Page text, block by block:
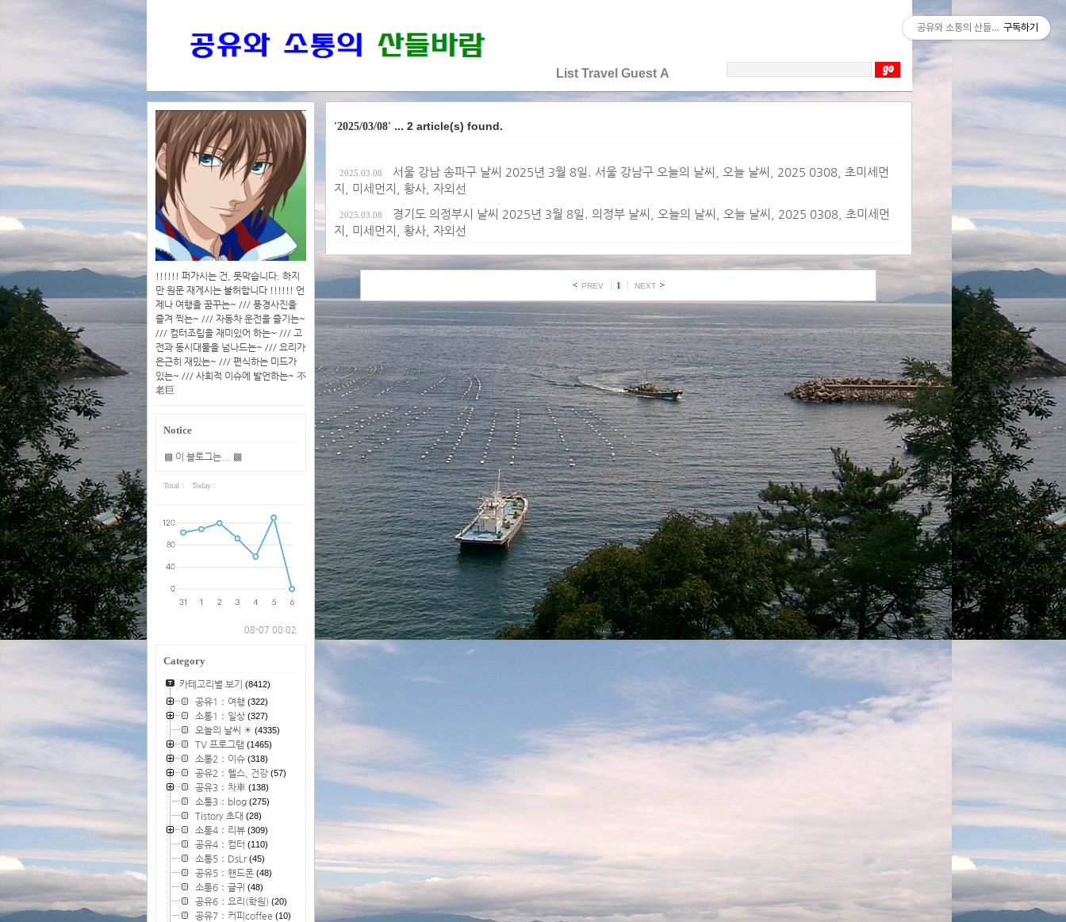
List Travel Guest A
!!!!!! 퍼가시는 건, 못막습니다. 하지
만 원문 재게시는 불허합니다 !!!!!! 언
제나 여행을 꿈꾸는~ /// 풍경사진을
즐겨 찍는~ /// 자동차 운전을 즐기는~
/// 컴터조립을 재미있어 하는~ /// 고
전과 동시대물을 넘나드는~ /// 요리가
은근히 재밌는~ /// 편식하는 미드가
있는~ /// 사회적 이슈에 발언하는~ 不
老巨
Notice
▩ 이 블로그는... ▩
Total : Today :
08-07 00:02
Category
카테고리별 보기 (8412)
공유1：여행 (322)
소통1：일상(327)
오늘의 날씨 ☀ (4335)
TV 프로그램 (1465)
소통2：이슈(318)
공유2：헬스, 건강(57)
공유3：차車(138)
소통3：blog(275)
Tistory 초대 (28)
소통4：리뷰(309)
공유4：컴터 (110)
소통5：DsLr(45)
공유5：핸드폰(48)
소통6：글귀 (48)
공유6：요리(학원)(20)
공유7：커피coffee (10)
'2025/03/08' ... 2 article(s) found.
2025.03.08 서울 강남 송파구 날씨 2025년 3월 8일. 서울 강남구 오늘의 날씨, 오늘 날씨, 2025 0308, 초미세먼
지, 미세먼지, 황사, 자외선
2025.03.08 경기도 의정부시 날씨 2025년 3월 8일. 의정부 날씨, 오늘의 날씨, 오늘 날씨, 2025 0308, 초미세먼
지, 미세먼지, 황사, 자외선
PREV 1 NEXT
공유와 소통의 산들바람구독하기